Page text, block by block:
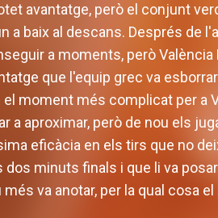
avantatge, però el conjunt
a baix al descans. Després de
a moments, però
que l'equip grec va
moment més complicat per a
a aproximar, però de nou els
eficàcia en els tirs que no
minuts finals i que li va
va anotar, per la qual cosa